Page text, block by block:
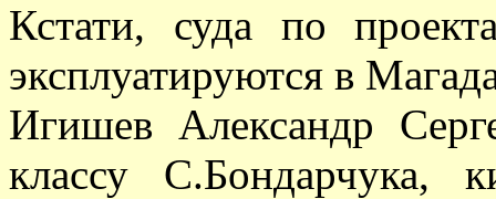
Кстати, суда по
эксплуатируются в
Игишев Александр
классу С.Бондарчука,